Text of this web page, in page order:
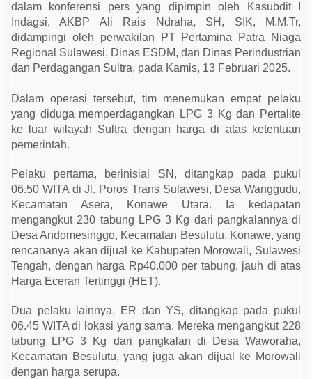
a
a
L
P
a
B
B
b
d
,
E
m
p
a
t
O
a
n
g
D
t
dalam konferensi pers yang dipimpin oleh Kasubdit I
Indagsi, AKBP Ali Rais Ndraha, SH, SIK, M.M.Tr,
didampingi oleh perwakilan PT Pertamina Patra Niaga
Regional Sulawesi, Dinas ESDM, dan Dinas Perindustrian
dan Perdagangan Sultra, pada Kamis, 13 Februari 2025.
Dalam operasi tersebut, tim menemukan empat pelaku
yang diduga memperdagangkan LPG 3 Kg dan Pertalite
ke luar wilayah Sultra dengan harga di atas ketentuan
pemerintah.
Pelaku pertama, berinisial SN, ditangkap pada pukul
06.50 WITA di Jl. Poros Trans Sulawesi, Desa Wanggudu,
Kecamatan Asera, Konawe Utara. Ia kedapatan
mengangkut 230 tabung LPG 3 Kg dari pangkalannya di
Desa Andomesinggo, Kecamatan Besulutu, Konawe, yang
rencananya akan dijual ke Kabupaten Morowali, Sulawesi
Tengah, dengan harga Rp40.000 per tabung, jauh di atas
Harga Eceran Tertinggi (HET).
Dua pelaku lainnya, ER dan YS, ditangkap pada pukul
06.45 WITA di lokasi yang sama. Mereka mengangkut 228
tabung LPG 3 Kg dari pangkalan di Desa Waworaha,
Kecamatan Besulutu, yang juga akan dijual ke Morowali
dengan harga serupa.